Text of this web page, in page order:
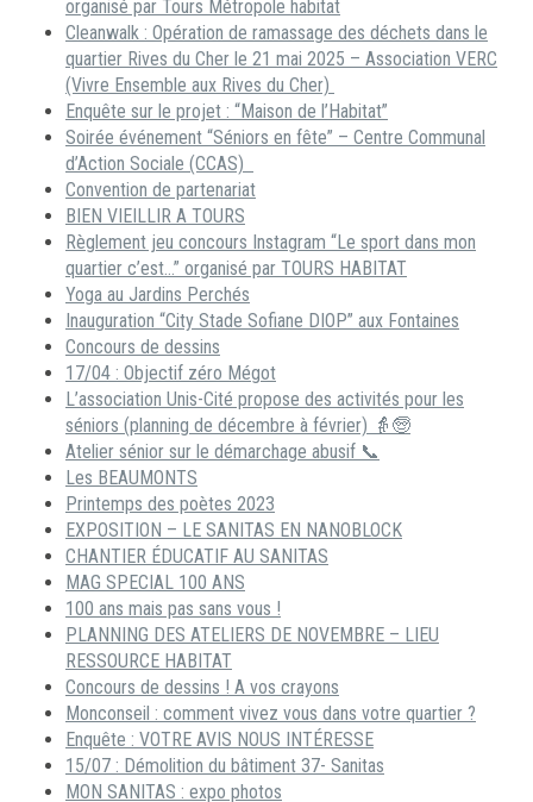
organisé par Tours Métropole habitat
Cleanwalk : Opération de ramassage des déchets dans le
quartier Rives du Cher le 21 mai 2025 – Association VERC
(Vivre Ensemble aux Rives du Cher)
Enquête sur le projet : “Maison de l’Habitat”
Soirée événement “Séniors en fête” – Centre Communal
d’Action Sociale (CCAS)
Convention de partenariat
BIEN VIEILLIR A TOURS
Règlement jeu concours Instagram “Le sport dans mon
quartier c’est…” organisé par TOURS HABITAT
Yoga au Jardins Perchés
Inauguration “City Stade Sofiane DIOP” aux Fontaines
Concours de dessins
17/04 : Objectif zéro Mégot
L’association Unis-Cité propose des activités pour les
séniors (planning de décembre à février) 👵🧓
Atelier sénior sur le démarchage abusif 📞
Les BEAUMONTS
Printemps des poètes 2023
EXPOSITION – LE SANITAS EN NANOBLOCK
CHANTIER ÉDUCATIF AU SANITAS
MAG SPECIAL 100 ANS
100 ans mais pas sans vous !
PLANNING DES ATELIERS DE NOVEMBRE – LIEU
RESSOURCE HABITAT
Concours de dessins ! A vos crayons
Monconseil : comment vivez vous dans votre quartier ?
Enquête : VOTRE AVIS NOUS INTÉRESSE
15/07 : Démolition du bâtiment 37- Sanitas
MON SANITAS : expo photos